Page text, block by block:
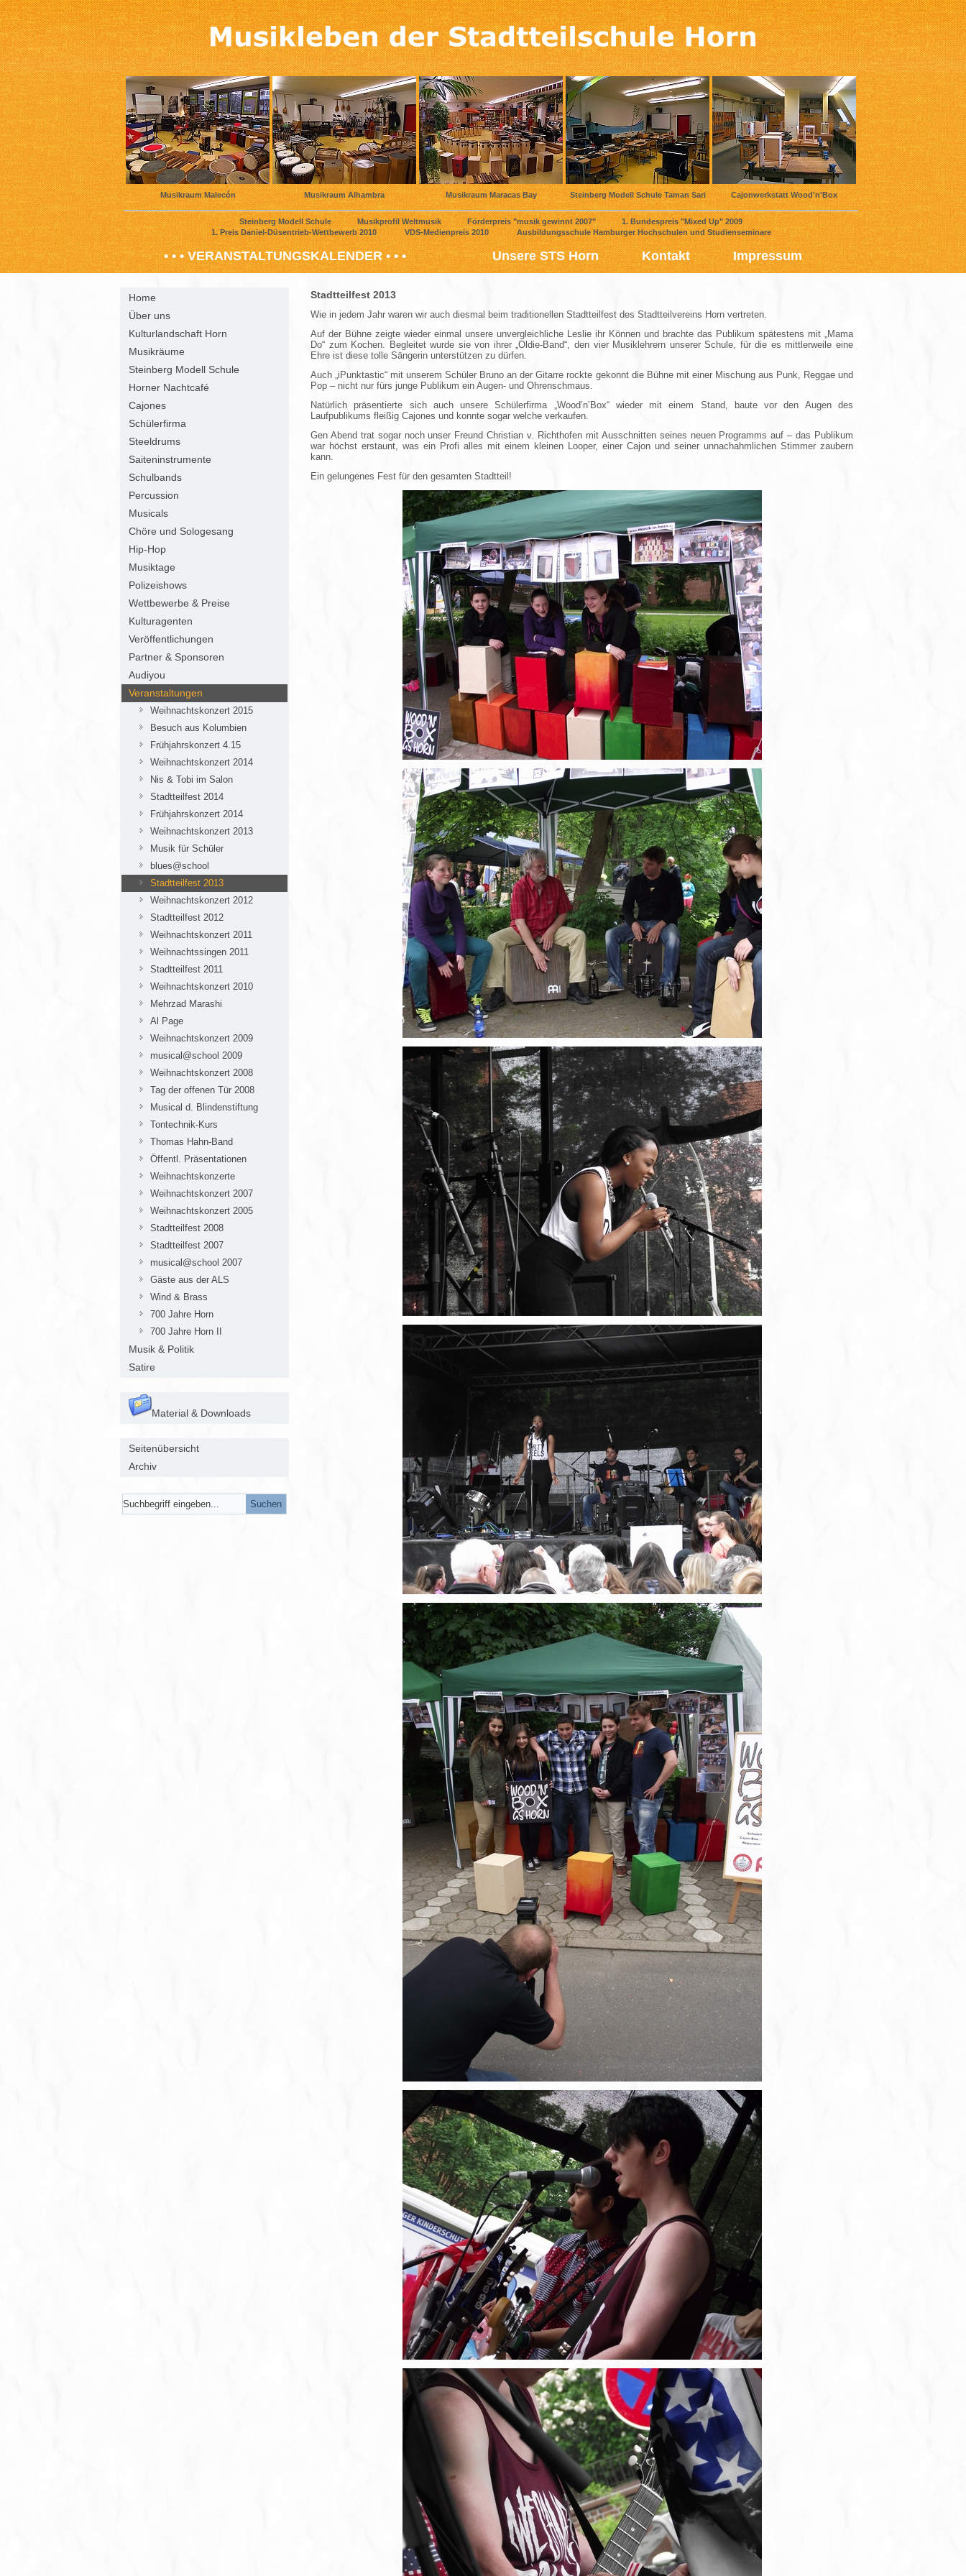
Musikraum Malecón Musikraum Alhambra Musikraum Maracas Bay Steinberg Modell Schule Taman Sari Cajonwerkstatt Wood'n'Box
Steinberg Modell Schule Musikprofil Weltmusik Förderpreis "musik gewinnt 2007" 1. Bundespreis "Mixed Up" 2009
1. Preis Daniel-Düsentrieb-Wettbewerb 2010 VDS-Medienpreis 2010 Ausbildungsschule Hamburger Hochschulen und Studienseminare
• • • VERANSTALTUNGSKALENDER • • • Unsere STS Horn Kontakt Impressum
Home
Über uns
Kulturlandschaft Horn
Musikräume
Steinberg Modell Schule
Horner Nachtcafé
Cajones
Schülerfirma
Steeldrums
Saiteninstrumente
Schulbands
Percussion
Musicals
Chöre und Sologesang
Hip-Hop
Musiktage
Polizeishows
Wettbewerbe & Preise
Kulturagenten
Veröffentlichungen
Partner & Sponsoren
Audiyou
Veranstaltungen
Weihnachtskonzert 2015
Besuch aus Kolumbien
Frühjahrskonzert 4.15
Weihnachtskonzert 2014
Nis & Tobi im Salon
Stadtteilfest 2014
Frühjahrskonzert 2014
Weihnachtskonzert 2013
Musik für Schüler
blues@school
Stadtteilfest 2013
Weihnachtskonzert 2012
Stadtteilfest 2012
Weihnachtskonzert 2011
Weihnachtssingen 2011
Stadtteilfest 2011
Weihnachtskonzert 2010
Mehrzad Marashi
Al Page
Weihnachtskonzert 2009
musical@school 2009
Weihnachtskonzert 2008
Tag der offenen Tür 2008
Musical d. Blindenstiftung
Tontechnik-Kurs
Thomas Hahn-Band
Öffentl. Präsentationen
Weihnachtskonzerte
Weihnachtskonzert 2007
Weihnachtskonzert 2005
Stadtteilfest 2008
Stadtteilfest 2007
musical@school 2007
Gäste aus der ALS
Wind & Brass
700 Jahre Horn
700 Jahre Horn II
Musik & Politik
Satire
Material & Downloads
Seitenübersicht
Archiv
Stadtteilfest 2013
Wie in jedem Jahr waren wir auch diesmal beim traditionellen Stadtteilfest des Stadtteilvereins Horn vertreten.
Auf der Bühne zeigte wieder einmal unsere unvergleichliche Leslie ihr Können und brachte das Publikum spätestens mit „Mama
Do“ zum Kochen. Begleitet wurde sie von ihrer „Oldie-Band“, den vier Musiklehrern unserer Schule, für die es mittlerweile eine
Ehre ist diese tolle Sängerin unterstützen zu dürfen.
Auch „iPunktastic“ mit unserem Schüler Bruno an der Gitarre rockte gekonnt die Bühne mit einer Mischung aus Punk, Reggae und
Pop – nicht nur fürs junge Publikum ein Augen- und Ohrenschmaus.
Natürlich präsentierte sich auch unsere Schülerfirma „Wood’n’Box“ wieder mit einem Stand, baute vor den Augen des
Laufpublikums fleißig Cajones und konnte sogar welche verkaufen.
Gen Abend trat sogar noch unser Freund Christian v. Richthofen mit Ausschnitten seines neuen Programms auf – das Publikum
war höchst erstaunt, was ein Profi alles mit einem kleinen Looper, einer Cajon und seiner unnachahmlichen Stimmer zaubern
kann.
Ein gelungenes Fest für den gesamten Stadtteil!